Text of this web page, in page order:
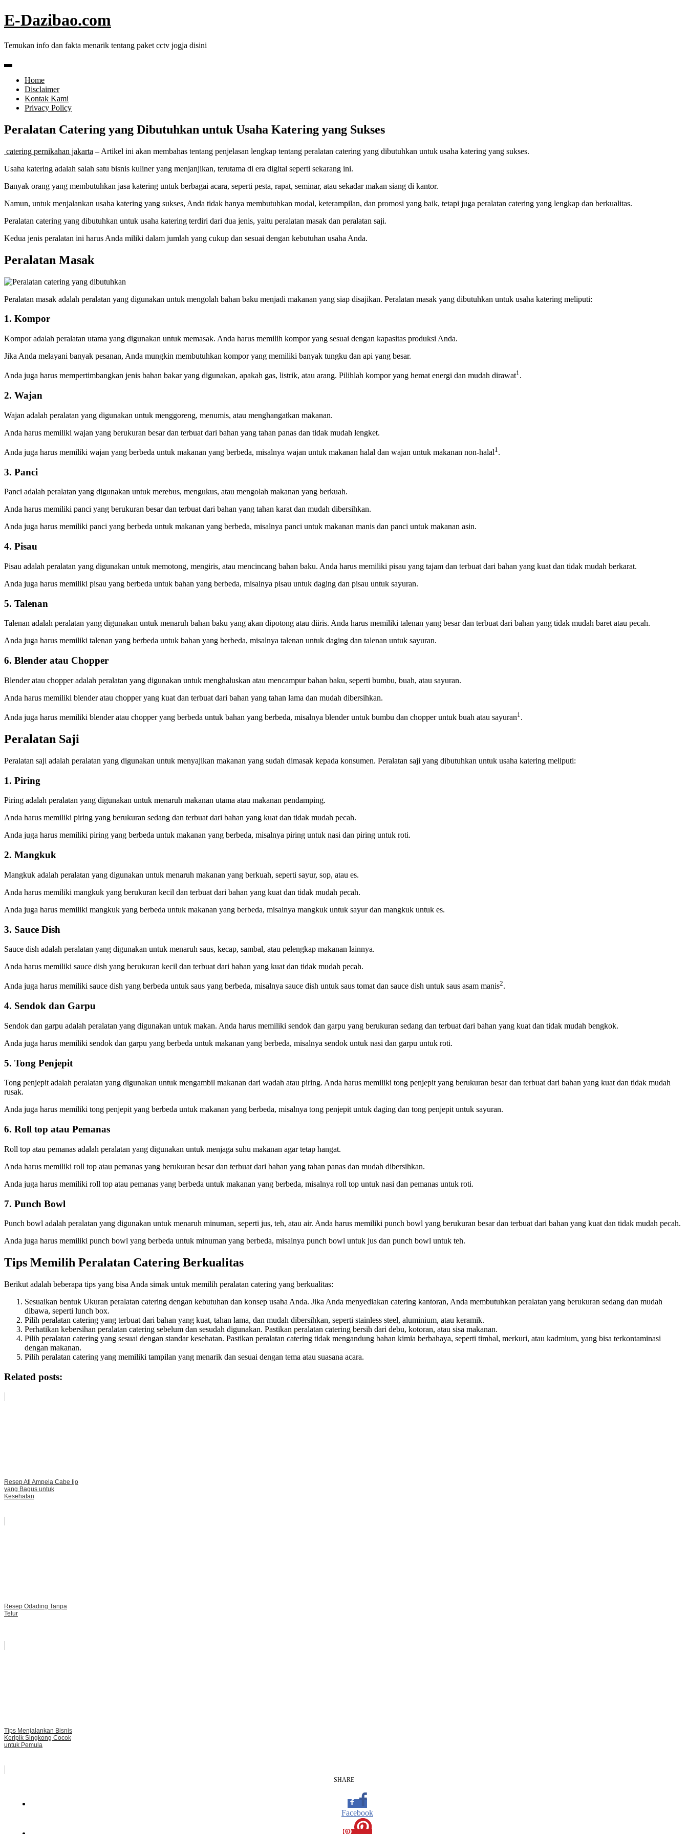
Skip
to
E-Dazibao.com
Temukan info dan fakta menarik tentang paket cctv jogja disini
Home
Disclaimer
Kontak Kami
Privacy Policy
Peralatan Catering yang Dibutuhkan untuk Usaha Katering yang Sukses
catering pernikahan jakarta – Artikel ini akan membahas tentang penjelasan lengkap tentang peralatan catering yang dibutuhkan untuk usaha katering yang sukses.
Usaha katering adalah salah satu bisnis kuliner yang menjanjikan, terutama di era digital seperti sekarang ini.
Banyak orang yang membutuhkan jasa katering untuk berbagai acara, seperti pesta, rapat, seminar, atau sekadar makan siang di kantor.
Namun, untuk menjalankan usaha katering yang sukses, Anda tidak hanya membutuhkan modal, keterampilan, dan promosi yang baik, tetapi juga peralatan catering yang lengkap dan berkualitas.
Peralatan catering yang dibutuhkan untuk usaha katering terdiri dari dua jenis, yaitu peralatan masak dan peralatan saji.
Kedua jenis peralatan ini harus Anda miliki dalam jumlah yang cukup dan sesuai dengan kebutuhan usaha Anda.
Peralatan Masak
Peralatan masak adalah peralatan yang digunakan untuk mengolah bahan baku menjadi makanan yang siap disajikan. Peralatan masak yang dibutuhkan untuk usaha katering meliputi:
1. Kompor
Kompor adalah peralatan utama yang digunakan untuk memasak. Anda harus memilih kompor yang sesuai dengan kapasitas produksi Anda.
Jika Anda melayani banyak pesanan, Anda mungkin membutuhkan kompor yang memiliki banyak tungku dan api yang besar.
Anda juga harus mempertimbangkan jenis bahan bakar yang digunakan, apakah gas, listrik, atau arang. Pilihlah kompor yang hemat energi dan mudah dirawat1 .
2. Wajan
Wajan adalah peralatan yang digunakan untuk menggoreng, menumis, atau menghangatkan makanan.
Anda harus memiliki wajan yang berukuran besar dan terbuat dari bahan yang tahan panas dan tidak mudah lengket.
Anda juga harus memiliki wajan yang berbeda untuk makanan yang berbeda, misalnya wajan untuk makanan halal dan wajan untuk makanan non-halal1 .
3. Panci
Panci adalah peralatan yang digunakan untuk merebus, mengukus, atau mengolah makanan yang berkuah.
Anda harus memiliki panci yang berukuran besar dan terbuat dari bahan yang tahan karat dan mudah dibersihkan.
Anda juga harus memiliki panci yang berbeda untuk makanan yang berbeda, misalnya panci untuk makanan manis dan panci untuk makanan asin.
4. Pisau
Pisau adalah peralatan yang digunakan untuk memotong, mengiris, atau mencincang bahan baku. Anda harus memiliki pisau yang tajam dan terbuat dari bahan yang kuat dan tidak mudah berkarat.
Anda juga harus memiliki pisau yang berbeda untuk bahan yang berbeda, misalnya pisau untuk daging dan pisau untuk sayuran.
5. Talenan
Talenan adalah peralatan yang digunakan untuk menaruh bahan baku yang akan dipotong atau diiris. Anda harus memiliki talenan yang besar dan terbuat dari bahan yang tidak mudah baret atau pecah.
Anda juga harus memiliki talenan yang berbeda untuk bahan yang berbeda, misalnya talenan untuk daging dan talenan untuk sayuran.
6. Blender atau Chopper
Blender atau chopper adalah peralatan yang digunakan untuk menghaluskan atau mencampur bahan baku, seperti bumbu, buah, atau sayuran.
Anda harus memiliki blender atau chopper yang kuat dan terbuat dari bahan yang tahan lama dan mudah dibersihkan.
Anda juga harus memiliki blender atau chopper yang berbeda untuk bahan yang berbeda, misalnya blender untuk bumbu dan chopper untuk buah atau sayuran1 .
Peralatan Saji
Peralatan saji adalah peralatan yang digunakan untuk menyajikan makanan yang sudah dimasak kepada konsumen. Peralatan saji yang dibutuhkan untuk usaha katering meliputi:
1. Piring
Piring adalah peralatan yang digunakan untuk menaruh makanan utama atau makanan pendamping.
Anda harus memiliki piring yang berukuran sedang dan terbuat dari bahan yang kuat dan tidak mudah pecah.
Anda juga harus memiliki piring yang berbeda untuk makanan yang berbeda, misalnya piring untuk nasi dan piring untuk roti.
2. Mangkuk
Mangkuk adalah peralatan yang digunakan untuk menaruh makanan yang berkuah, seperti sayur, sop, atau es.
Anda harus memiliki mangkuk yang berukuran kecil dan terbuat dari bahan yang kuat dan tidak mudah pecah.
Anda juga harus memiliki mangkuk yang berbeda untuk makanan yang berbeda, misalnya mangkuk untuk sayur dan mangkuk untuk es.
3. Sauce Dish
Sauce dish adalah peralatan yang digunakan untuk menaruh saus, kecap, sambal, atau pelengkap makanan lainnya.
Anda harus memiliki sauce dish yang berukuran kecil dan terbuat dari bahan yang kuat dan tidak mudah pecah.
Anda juga harus memiliki sauce dish yang berbeda untuk saus yang berbeda, misalnya sauce dish untuk saus tomat dan sauce dish untuk saus asam manis2.
4. Sendok dan Garpu
Sendok dan garpu adalah peralatan yang digunakan untuk makan. Anda harus memiliki sendok dan garpu yang berukuran sedang dan terbuat dari bahan yang kuat dan tidak mudah bengkok.
Anda juga harus memiliki sendok dan garpu yang berbeda untuk makanan yang berbeda, misalnya sendok untuk nasi dan garpu untuk roti.
5. Tong Penjepit
Tong penjepit adalah peralatan yang digunakan untuk mengambil makanan dari wadah atau piring. Anda harus memiliki tong penjepit yang berukuran besar dan terbuat dari bahan yang kuat dan tidak mudah
rusak.
Anda juga harus memiliki tong penjepit yang berbeda untuk makanan yang berbeda, misalnya tong penjepit untuk daging dan tong penjepit untuk sayuran.
6. Roll top atau Pemanas
Roll top atau pemanas adalah peralatan yang digunakan untuk menjaga suhu makanan agar tetap hangat.
Anda harus memiliki roll top atau pemanas yang berukuran besar dan terbuat dari bahan yang tahan panas dan mudah dibersihkan.
Anda juga harus memiliki roll top atau pemanas yang berbeda untuk makanan yang berbeda, misalnya roll top untuk nasi dan pemanas untuk roti.
7. Punch Bowl
Punch bowl adalah peralatan yang digunakan untuk menaruh minuman, seperti jus, teh, atau air. Anda harus memiliki punch bowl yang berukuran besar dan terbuat dari bahan yang kuat dan tidak mudah pecah.
Anda juga harus memiliki punch bowl yang berbeda untuk minuman yang berbeda, misalnya punch bowl untuk jus dan punch bowl untuk teh.
Tips Memilih Peralatan Catering Berkualitas
Berikut adalah beberapa tips yang bisa Anda simak untuk memilih peralatan catering yang berkualitas:
Sesuaikan bentuk Ukuran peralatan catering dengan kebutuhan dan konsep usaha Anda. Jika Anda menyediakan catering kantoran, Anda membutuhkan peralatan yang berukuran sedang dan mudah
dibawa, seperti lunch box.
Pilih peralatan catering yang terbuat dari bahan yang kuat, tahan lama, dan mudah dibersihkan, seperti stainless steel, aluminium, atau keramik.
Perhatikan kebersihan peralatan catering sebelum dan sesudah digunakan. Pastikan peralatan catering bersih dari debu, kotoran, atau sisa makanan.
Pilih peralatan catering yang sesuai dengan standar kesehatan. Pastikan peralatan catering tidak mengandung bahan kimia berbahaya, seperti timbal, merkuri, atau kadmium, yang bisa terkontaminasi
dengan makanan.
Pilih peralatan catering yang memiliki tampilan yang menarik dan sesuai dengan tema atau suasana acara.
Related posts:
Resep Ati Ampela Cabe Ijo
yang Bagus untuk
Kesehatan
Resep Odading Tanpa
Telur
Tips Menjalankan Bisnis
Keripik Singkong Cocok
untuk Pemula
SHARE
Facebook